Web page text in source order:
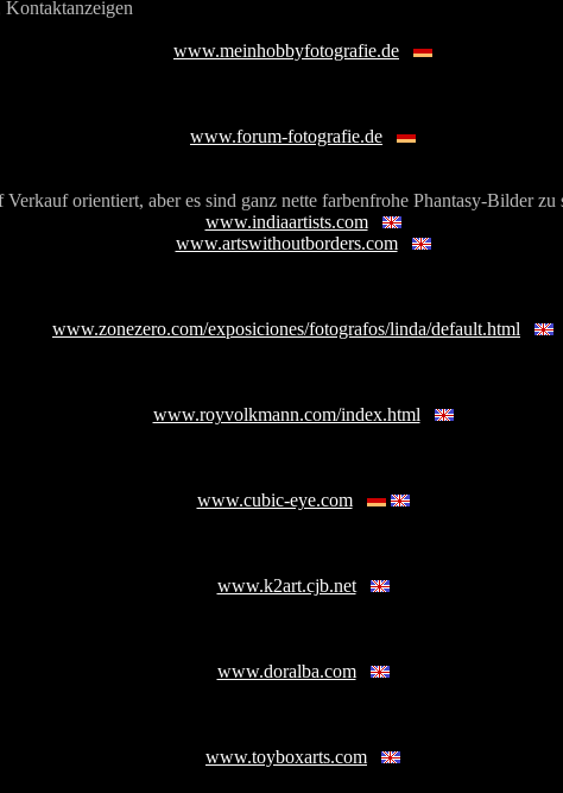
www.meinhobbyfotografie.de
www.forum-fotografie.de
orientiert, aber es sind ganz nette farbenfrohe Phantasy-Bilder zu
www.indiaartists.com
www.artswithoutborders.com
www.zonezero.com/exposiciones/fotografos/linda/default.html
www.royvolkmann.com/index.html
www.cubic-eye.com
www.k2art.cjb.net
www.doralba.com
www.toyboxarts.com